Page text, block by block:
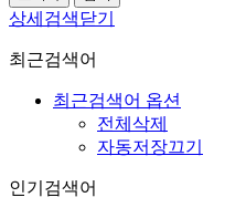
상세검색닫기
최근검색어
최근검색어 옵션
전체삭제
자동저장끄기
인기검색어